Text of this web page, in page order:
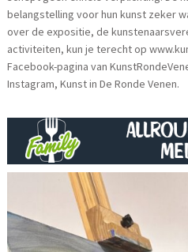
belangstelling voor hun kunst zeker
over de expositie, de
activiteiten, kun je terecht op
Facebook-pagina van
Instagram, Kunst in De Ronde Venen.